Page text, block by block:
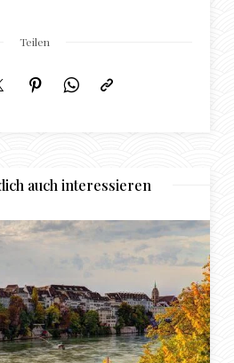
Teilen
auch interessieren